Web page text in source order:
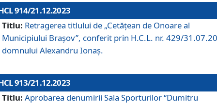
914/21.12.2023
Titlu: Retragerea titlului de „Cetățean de Onoare al
Municipiului Brașov”, conferit prin H.C.L. nr. 429/
domnului Alexandru Ionaș.
913/21.12.2023
Titlu: Aprobarea denumirii Sala Sporturilor “Dumitru